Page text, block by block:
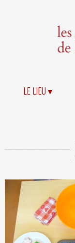
LE LIEU ▾